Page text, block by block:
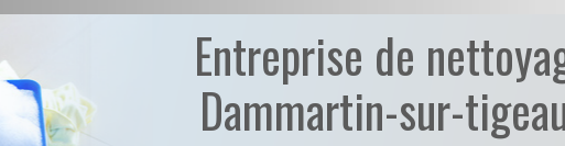
Entreprise de
Dammartin-sur-